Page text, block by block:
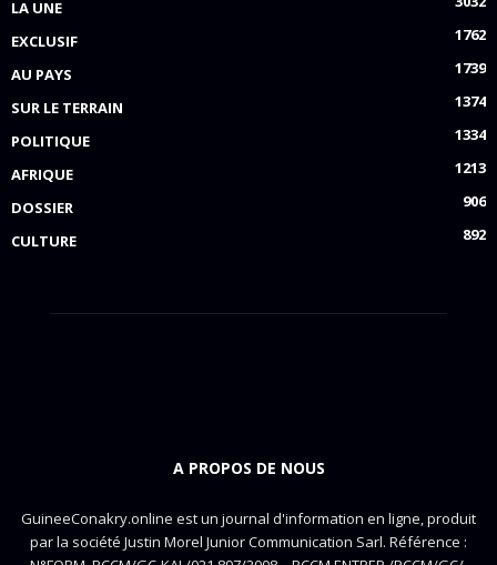
LA UNE
EXCLUSIF
1762
AU PAYS
1739
SUR LE TERRAIN
1374
POLITIQUE
1334
AFRIQUE
1213
DOSSIER
906
CULTURE
892
A PROPOS DE NOUS
GuineeConakry.online est un journal d'information en ligne, produit
par la société Justin Morel Junior Communication Sarl. Référence :